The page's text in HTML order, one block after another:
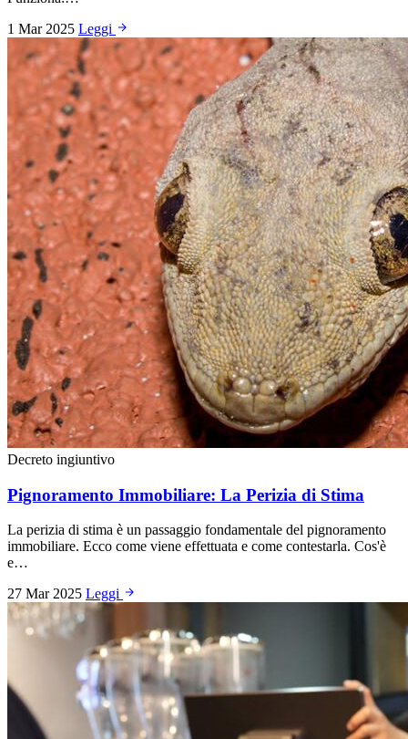
1 Mar 2025 Leggi
Decreto ingiuntivo
Pignoramento Immobiliare: La Perizia di Stima
La perizia di stima è un passaggio fondamentale del pignoramento
immobiliare. Ecco come viene effettuata e come contestarla. Cos'è
e…
27 Mar 2025 Leggi